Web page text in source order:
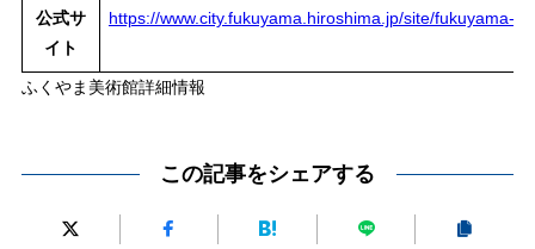
公式サ
イト
https://www.city.fukuyama.hiroshima.jp/site/fukuyama-
ふくやま美術館詳細情報
この記事をシェアする